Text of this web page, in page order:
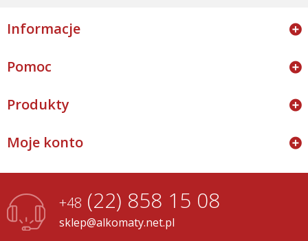
Informacje
Pomoc
Produkty
Moje konto
+48 (22) 858 15 08
sklep@alkomaty.net.pl